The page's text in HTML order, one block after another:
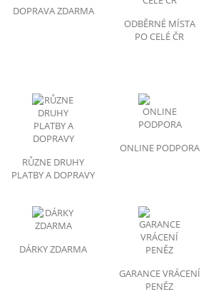
DOPRAVA ZDARMA
ODBĚRNÉ MÍSTA
PO CELÉ ČR
RŮZNE DRUHY
PLATBY A DOPRAVY
ONLINE PODPORA
DÁRKY ZDARMA
GARANCE VRÁCENÍ
PENĚZ